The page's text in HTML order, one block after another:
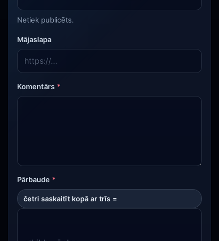
Netiek publicēts.
Mājaslapa
Komentārs *
Pārbaude *
četri saskaitīt kopā ar trīs =